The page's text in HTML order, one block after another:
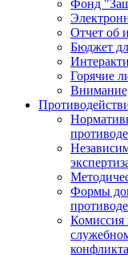
Фонд
Отчет об
Бюджет
Горячие
Формы
Комиссия